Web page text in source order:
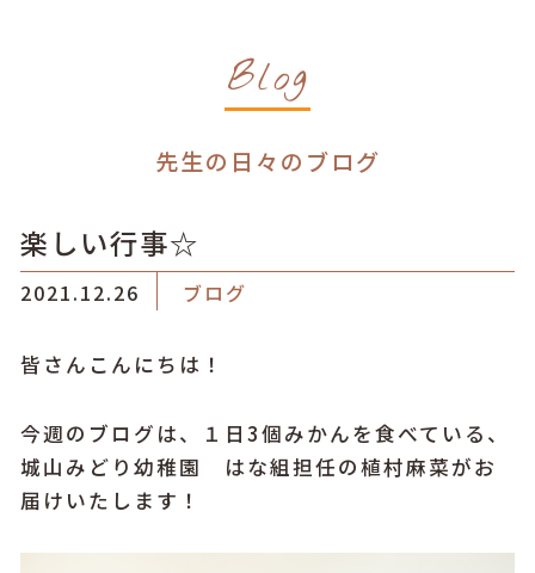
Blog
先生の日々のブログ
楽しい行事☆
2021.12.26 ブログ
皆さんこんにちは！
今週のブログは、１日3個みかんを食べている、
城山みどり幼稚園 はな組担任の植村麻菜がお
届けいたします！